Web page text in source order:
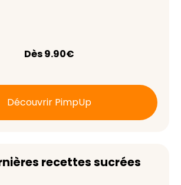
Dès 9.90€
Découvrir PimpUp
recettes sucrées